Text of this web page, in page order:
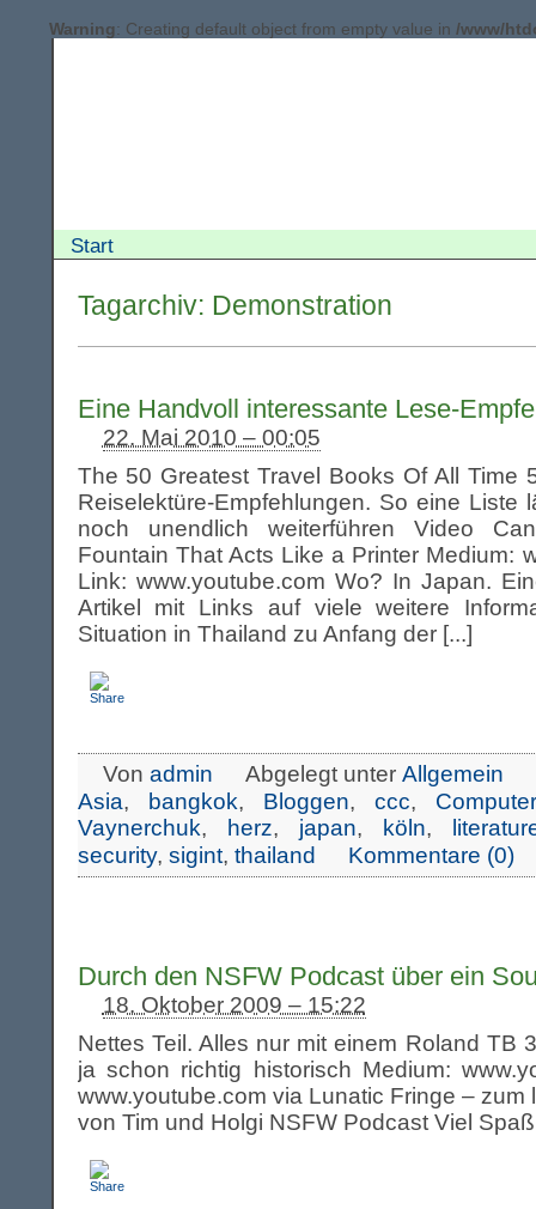
Warning: Creating default object from empty value in /www/
Start
Tagarchiv: Demonstration
Eine Handvoll interessante Lese-
22. Mai 2010 – 00:05
The 50 Greatest Travel Books Of All Time
Reiselektüre-Empfehlungen. So eine Liste
noch unendlich weiterführen Video
Fountain That Acts Like a Printer Medium:
Link: www.youtube.com Wo? In Japan.
Artikel mit Links auf viele weitere
Situation in Thailand zu Anfang der [...]
Von admin Abgelegt unter Allgemein
Asia, bangkok, Bloggen, ccc, Computer
Vaynerchuk, herz, japan, köln,
security, sigint, thailand Kommentare (0)
Durch den NSFW Podcast über ein
18. Oktober 2009 – 15:22
Nettes Teil. Alles nur mit einem Roland TB
ja schon richtig historisch Medium:
www.youtube.com via Lunatic Fringe – zum
von Tim und Holgi NSFW Podcast Viel